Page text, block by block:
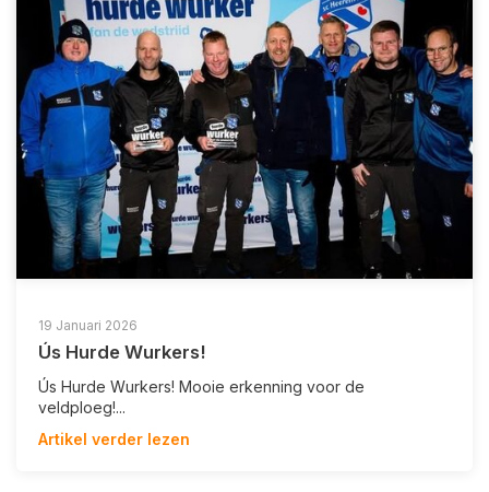
19 Januari 2026
Ús Hurde Wurkers!
Ús Hurde Wurkers! Mooie erkenning voor de
veldploeg!...
Artikel verder lezen